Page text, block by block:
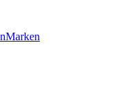
Marken